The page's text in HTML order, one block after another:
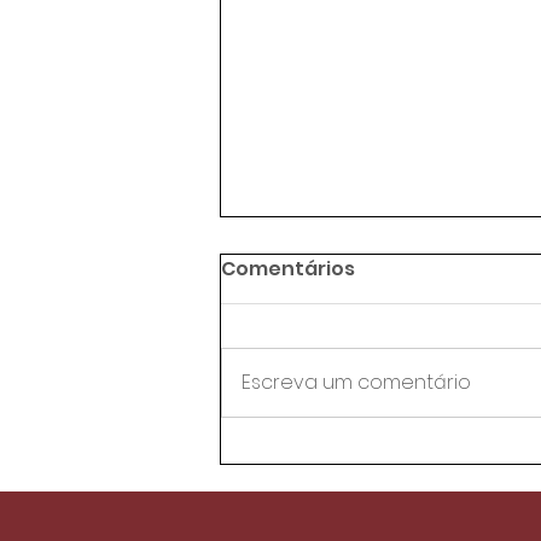
Agentes de trânsito da
AMC aprovam proposta
Comentários
Escreva um comentário